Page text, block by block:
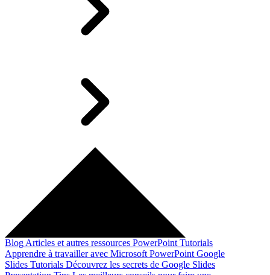
Blog Articles et autres ressources PowerPoint Tutorials
Apprendre à travailler avec Microsoft PowerPoint Google
Slides Tutorials Découvrez les secrets de Google Slides